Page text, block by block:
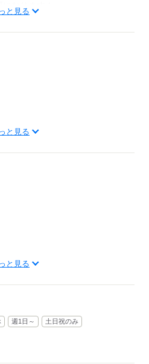
）
なります！
能！）
と見る
募する
と見る
です♪
と見る
週1日～ 土日祝のみ